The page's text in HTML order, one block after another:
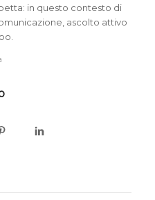
in questo contesto di
ascolto attivo